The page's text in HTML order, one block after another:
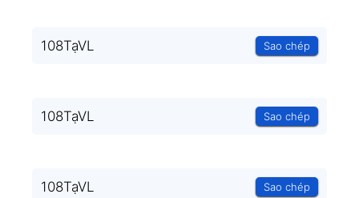
108TạVL Sao chép
108TạVL Sao chép
108TạVL Sao chép